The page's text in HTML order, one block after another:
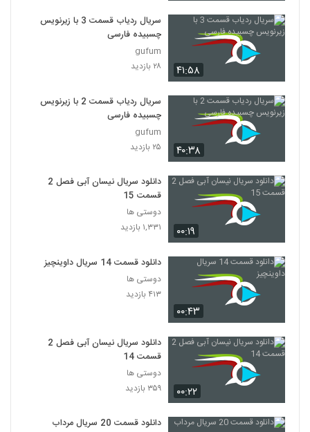
۴۱:۵۸
سریال ردیاب قسمت 3 با زیرنویس
چسبیده فارسی
gufum
۲۸ بازدید
۴۰:۳۸
سریال ردیاب قسمت 2 با زیرنویس
چسبیده فارسی
gufum
۲۵ بازدید
۰۰:۱۹
دانلود سریال نیسان آبی فصل 2
قسمت 15
دوستی ها
۱,۳۳۱ بازدید
۰۰:۴۳
دانلود قسمت 14 سریال داوینچیز
دوستی ها
۴۱۳ بازدید
۰۰:۲۲
دانلود سریال نیسان آبی فصل 2
قسمت 14
دوستی ها
۳۵۹ بازدید
دانلود قسمت 20 سریال مرداب